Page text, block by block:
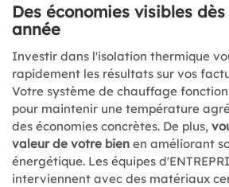
Des économies visibles
année
Investir dans l'isolation thermique
rapidement les résultats sur vos
Votre système de chauffage
pour maintenir une température
des économies concrètes. De plus,
valeur de votre bien en améliorant
énergétique. Les équipes
interviennent avec des matériaux